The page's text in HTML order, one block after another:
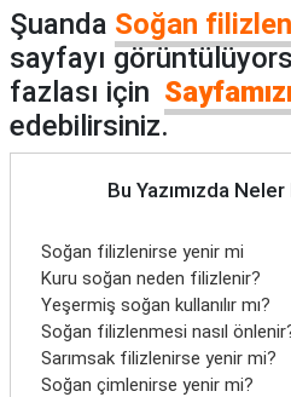
Şuanda Soğan
sayfayı
fazlası için Sayfamızı
edebilirsiniz.
Bu Yazımızda
Soğan filizlenirse yenir mi
Kuru soğan neden filizlenir?
Yeşermiş soğan kullanılır mı?
Soğan filizlenmesi nasıl
Sarımsak filizlenirse yenir mi?
Soğan çimlenirse yenir mi?